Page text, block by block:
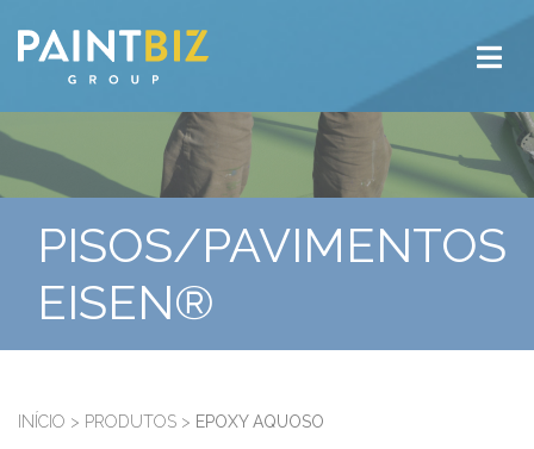
PISOS/PAVIMENTOS
EISEN®
INÍCIO > PRODUTOS > EPOXY AQUOSO